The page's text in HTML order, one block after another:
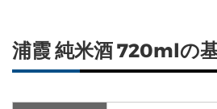
浦霞 純米酒 720mlの